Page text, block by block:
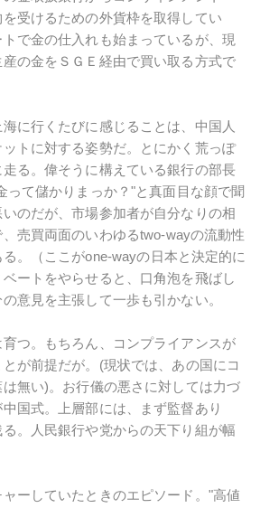
を受けるための外貨枠を取得してい
で金の仕入れも始まっているが、現
の金をＳＧＥ経由で買い取る方式で
に行くたびに感じることは、中国人
トに対する姿勢だ。とにかく荒っぽ
る。偉そうに構えている銀行の部長
って儲かりまっか？"と真面目な顔で聞
のだが、市場参加者が自分なりの相
売買両面のいわゆるtwo-wayの流動性
。（ここがone-wayの日本と決定的に
ートをやらせると、口角泡を飛ばし
意見を主張して一歩も引かない。
つ。もちろん、コンプライアンスが
が前提だが。(現状では、あの国にコ
無い)。お行儀の悪さに対しては力づ
国式。上層部には、まず監督あり
。人民銀行や党からの天下り組が幅
ーしていたときのエピソード。"高値